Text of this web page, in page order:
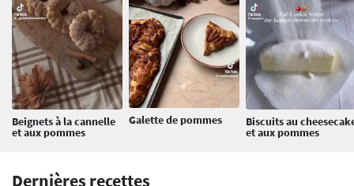
Beignets à la cannelle
et aux pommes
Galette de pommes Biscuits au
et aux pommes
Dernières recettes